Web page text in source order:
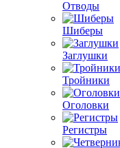
Отводы
Шиберы
Заглушки
Тройники
Оголовки
Регистры